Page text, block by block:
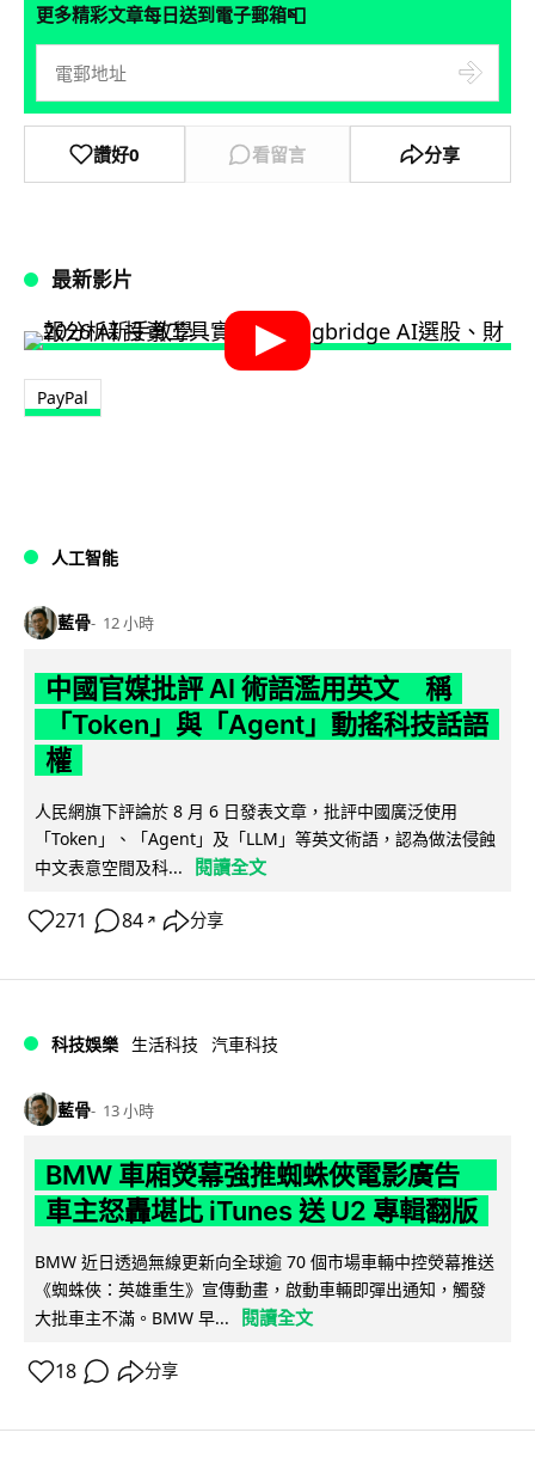
更多精彩文章每日送到電子郵箱📮
讚好0 看留言 分享
最新影片
PayPal
人工智能
藍骨 12 小時
中國官媒批評 AI 術語濫用英文 稱
「Token」與「Agent」動搖科技話語
權
人民網旗下評論於 8 月 6 日發表文章，批評中國廣泛使用
「Token」、「Agent」及「LLM」等英文術語，認為做法侵蝕
中文表意空間及科...
閱讀全文
271 84 ↗ 分享
科技娛樂 生活科技 汽車科技
藍骨 13 小時
BMW 車廂熒幕強推蜘蛛俠電影廣告
車主怒轟堪比 iTunes 送 U2 專輯翻版
BMW 近日透過無線更新向全球逾 70 個市場車輛中控熒幕推送
《蜘蛛俠：英雄重生》宣傳動畫，啟動車輛即彈出通知，觸發
大批車主不滿。BMW 早...
閱讀全文
18 分享